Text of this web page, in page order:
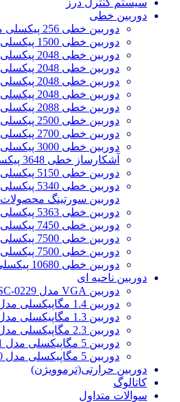
سیستم کنترل درز
دوربین خطی
دوربین خطی 256 پیکسلی مدل RA-LSC-1402
دوربین خطی 1500 پیکسلی مدل RA-LSC-1103
دوربین خطی 2048 پیکسلی مدل RA-LSC-0551
دوربین خطی 2048 پیکسلی مدل RA-LSC-0751
دوربین خطی 2048 پیکسلی مدل RA-LSC-1205
دوربین خطی 2048 پیکسلی مدل RA-LSC-1209
دوربین خطی 2088 پیکسلی مدل RA-LSC-3753
دوربین خطی 2500 پیکسلی مدل RA-LSC-1254
دوربین خطی 2700 پیکسلی رنگی مدل RA-LSC-2253
دوربین خطی 3000 پیکسلی مدل RA-LSC-0526
آشکارساز خطی 3648 پیکسلی مدل RA-LSC-1304
دوربین خطی 5150 پیکسلی مدل RA-LSC-0553
دوربین سورتینگ محصولات
دوربین خطی 5363 پیکسلی رنگی مدل RA-LSC-0718
دوربین خطی 7450 پیکسلی مدل RA-LSC-1707
دوربین خطی 7500 پیکسلی مدل RA-LSC-0532
دوربین خطی 7500 پیکسلی مدل RA-LSC-2717
دوربین خطی 10680 پیکسلی مدل RA-LSC-2950
دوربین ناحیه ای
دوربین VGA مدل RA-ASC-0229
دوربین 1.4 مگاپیکسلی مدل RA-ASC-0267
دوربین 1.3 مگاپیکسلی مدل RA-ASC-0134
دوربین 2.3 مگاپیکسلی مدل RA-ASC-0234
دوربین 5 مگاپیکسلی مدل RA-ASC-9031
دوربین 5 مگاپیکسلی مدل RA-ASC-5000
دوربین حرارتی(ترموویژن)
کاتالوگ
سوالات متداول